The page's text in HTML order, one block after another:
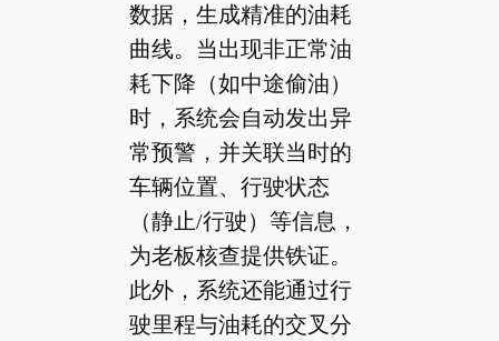
数据，生成精准的油耗
曲线。当出现非正常油
耗下降（如中途偷油）
时，系统会自动发出异
常预警，并关联当时的
车辆位置、行驶状态
（静止/行驶）等信息，
为老板核查提供铁证。
此外，系统还能通过行
驶里程与油耗的交叉分